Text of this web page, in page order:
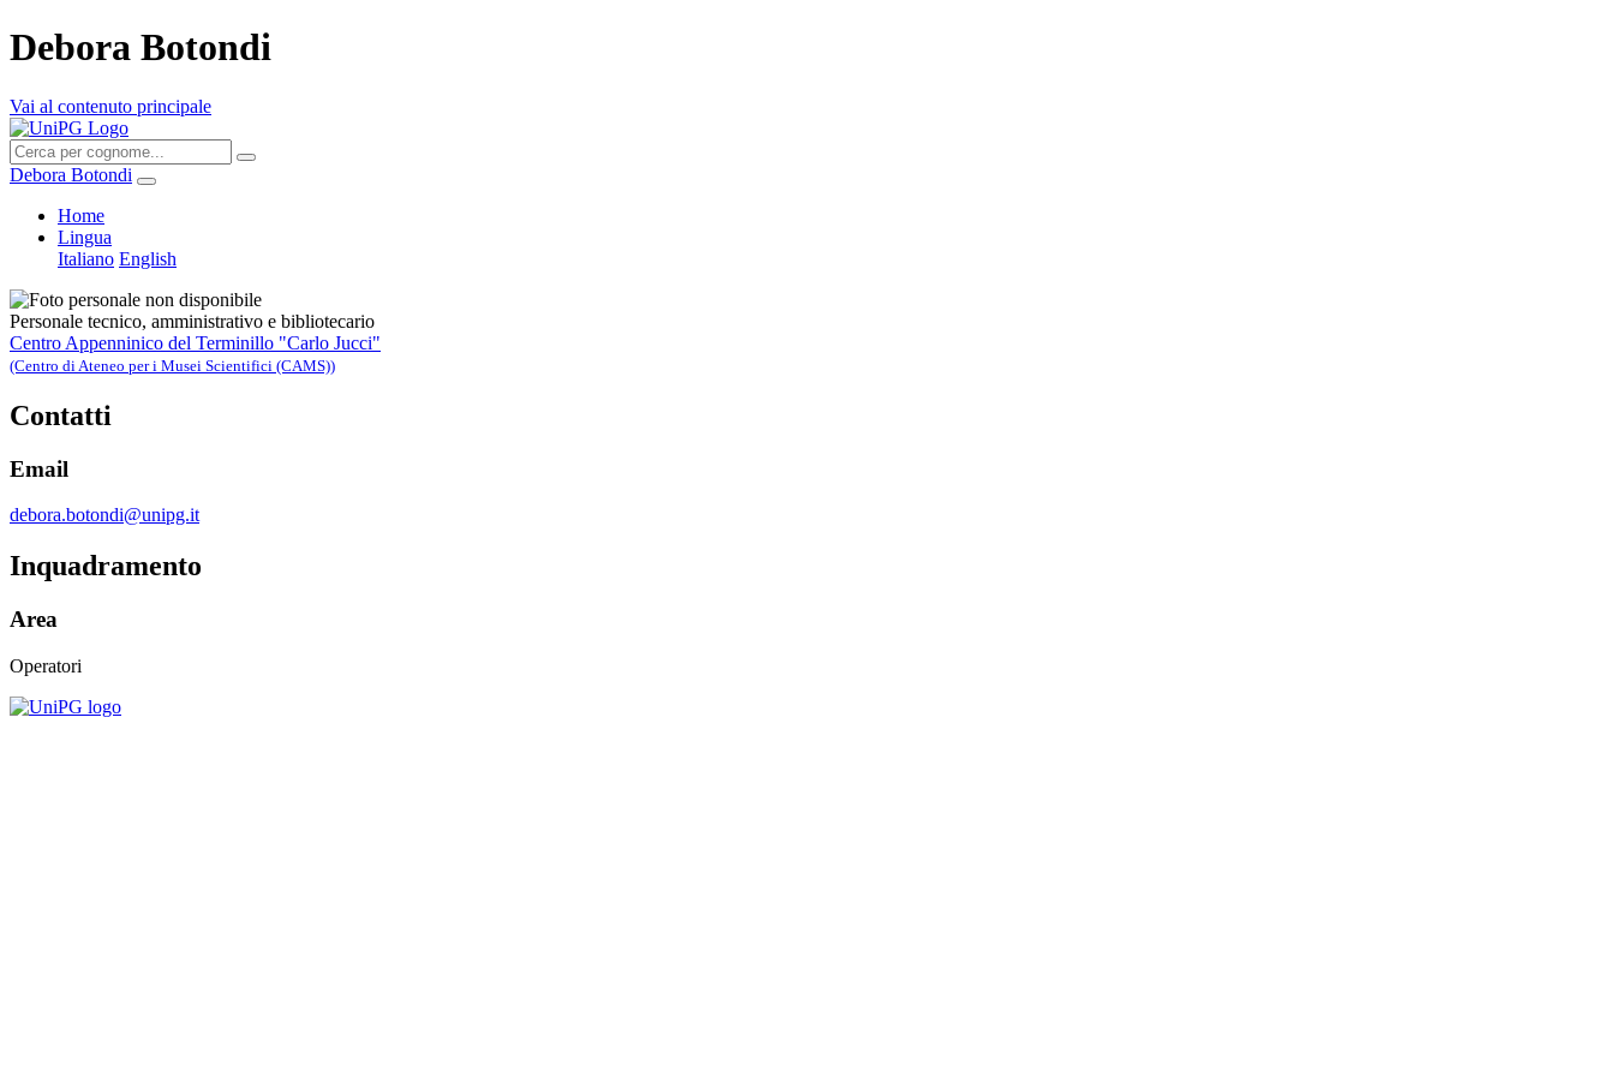
Debora Botondi
Vai al contenuto principale
Debora Botondi
Home
Lingua
Italiano English
Personale tecnico, amministrativo e bibliotecario
Centro Appenninico del Terminillo "Carlo Jucci"
(Centro di Ateneo per i Musei Scientifici (CAMS))
Contatti
Email
debora.botondi@unipg.it
Inquadramento
Area
Operatori